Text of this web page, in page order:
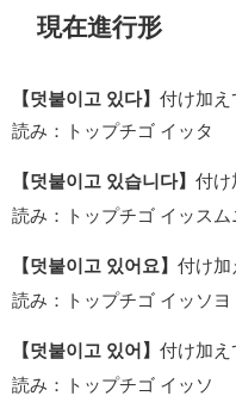
現在進行形
【덧붙이고 있다】 付け加え
読み：トップチゴ イッタ
【덧붙이고 있습니다】 付け
読み：トップチゴ イッスム
【덧붙이고 있어요】 付け加
読み：トップチゴ イッソヨ
【덧붙이고 있어】 付け加え
読み：トップチゴ イッソ